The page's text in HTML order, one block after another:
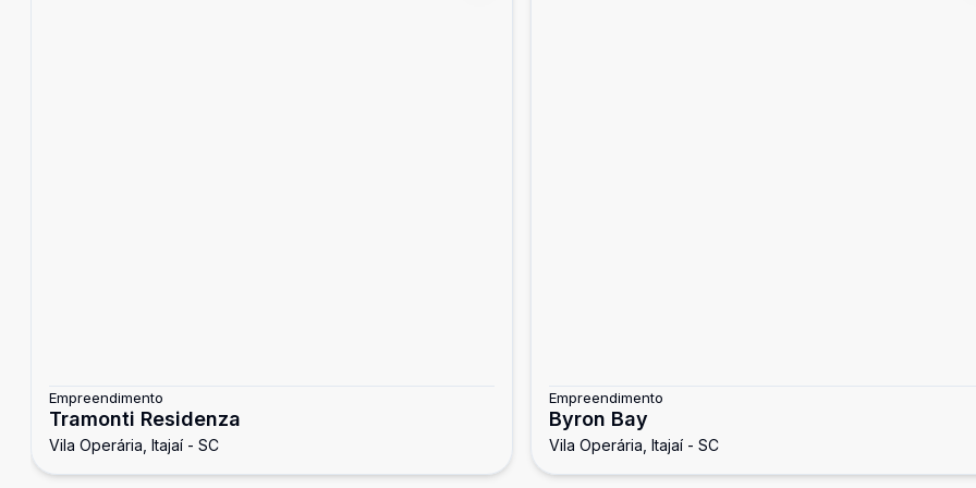
Empreendimento
Tramonti Residenza
Vila Operária, Itajaí - SC
Empreendimento
Byron Bay
Vila Operária, Itajaí - SC